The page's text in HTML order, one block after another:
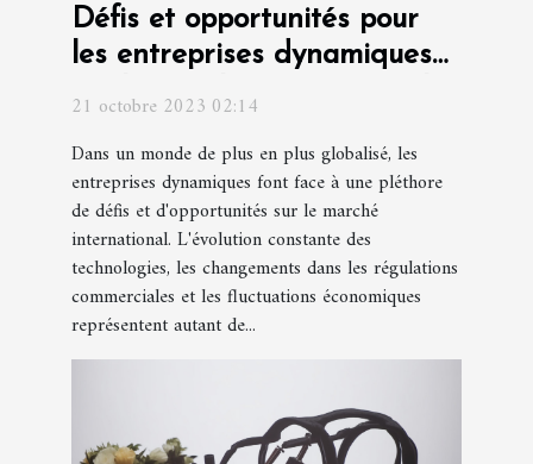
Défis et opportunités pour
les entreprises dynamiques
sur le marché international
21 octobre 2023 02:14
Dans un monde de plus en plus globalisé, les
entreprises dynamiques font face à une pléthore
de défis et d'opportunités sur le marché
international. L'évolution constante des
technologies, les changements dans les régulations
commerciales et les fluctuations économiques
représentent autant de...